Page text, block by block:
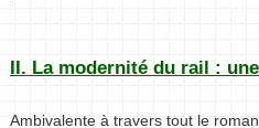
II. La modernité du rail :
Ambivalente à travers tout le